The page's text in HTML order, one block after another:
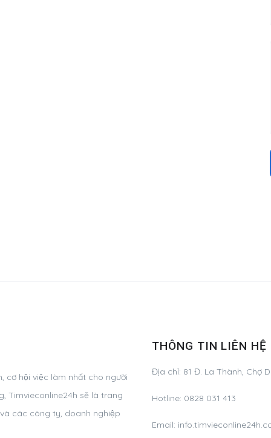
cơ hội việc làm nhất cho người
Timvieconline24h sẽ là trang
các công ty, doanh nghiệp
THÔNG TIN LIÊN HỆ
Địa chỉ: 81 Đ. La Thành, Chợ
Hotline: 0828 031 413
Email: